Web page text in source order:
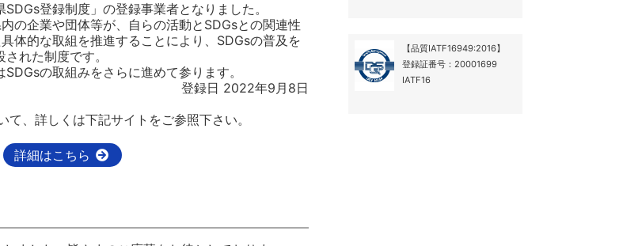
登録制度」の登録事業者となりました。
の企業や団体等が、自らの活動とSDGsとの関連性
体的な取組を推進することにより、SDGsの普及を
れた制度です。
の取組みをさらに進めて参ります。
登録日 2022年9月8日
、詳しくは下記サイトをご参照下さい。
詳細はこちら
【品質IATF16949:2016】
登録証番号：20001699
IATF16